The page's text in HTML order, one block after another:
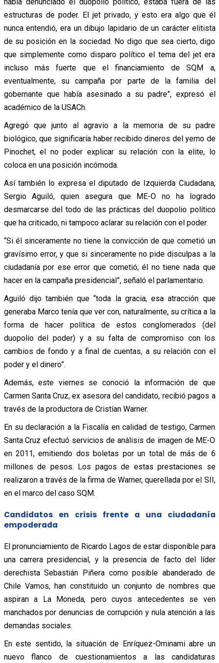
estructuras de poder. El jet privado, y esto era algo que él
nunca entendió, era un dibujo lapidario de un carácter elitista
de su posición en la sociedad. No digo que sea cierto, digo
que simplemente como disparo político el tema del jet era
incluso más fuerte que el financiamiento de SQM a,
eventualmente, su campaña por parte de la familia del
gobernante que había asesinado a su padre”, expresó el
académico de la USACh.
Agregó que junto al agravio a la memoria de su padre
biológico, que significaría haber recibido dineros del yerno de
Pinochet, el no poder explicar su relación con la elite, lo
coloca en una posición incómoda.
Así también lo expresa el diputado de Izquierda Ciudadana,
Sergio Aguiló, quien asegura que ME-O no ha logrado
desmarcarse del todo de las prácticas del duopolio político
que ha criticado, ni tampoco aclarar su relación con el poder.
“Si él sinceramente no tiene la convicción de que cometió un
gravísimo error, y que si sinceramente no pide disculpas a la
ciudadanía por ese error que cometió; él no tiene nada que
hacer en la campaña presidencial”, señaló el parlamentario.
Aguiló dijo también que “toda la gracia, esa atracción que
generaba Marco tenía que ver con, naturalmente, su crítica a la
forma de hacer política de estos conglomerados (del
duopolio del poder) y a su falta de compromiso con los
cambios de fondo y a final de cuentas, a su relación con el
poder y el dinero”.
Además, este viernes se conoció la información de que
Carmen Santa Cruz, ex asesora del candidato, recibió pagos a
través de la productora de Cristían Warner.
En su declaración a la Fiscalía en calidad de testigo, Carmen
Santa Cruz efectuó servicios de análisis de imagen de ME-O
en 2011, emitiendo dos boletas por un total de más de 6
millones de pesos. Los pagos de estas prestaciones se
realizaron a través de la firma de Warner, querellada por el SII,
en el marco del caso SQM.
Candidatos en crisis frente a una ciudadanía
empoderada
El pronunciamiento de Ricardo Lagos de estar disponible para
una carrera presidencial, y la presencia de facto del líder
derechista Sebastián Piñera como posible abanderado de
Chile Vamos, han constituido un conjunto de nombres que
aspiran a La Moneda, pero cuyos antecedentes se ven
manchados por denuncias de corrupción y nula atención a las
demandas sociales.
En este sentido, la situación de Enríquez-Ominami abre un
nuevo flanco de cuestionamientos a las candidaturas